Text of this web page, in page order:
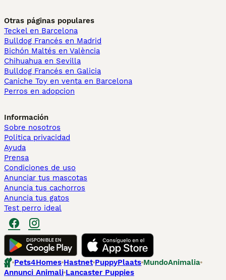
Otras páginas populares
Teckel en Barcelona
Bulldog Francés en Madrid
Bichón Maltés en València
Chihuahua en Sevilla
Bulldog Francés en Galicia
Caniche Toy en venta en Barcelona
Perros en adopcion
Información
Sobre nosotros
Politica privacidad
Ayuda
Prensa
Condiciones de uso
Anunciar tus mascotas
Anuncia tus cachorros
Anuncia tus gatos
Test perro ideal
Pets4Homes Hastnet PuppyPlaats MundoAnimalia
Annunci Animali Lancaster Puppies